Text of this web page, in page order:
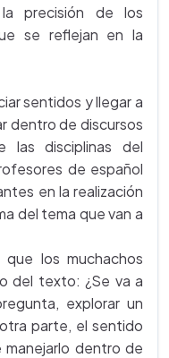
precisión de los
se reflejan en la
sentidos y llegar a
dentro de discursos
las disciplinas del
de español
en la realización
del tema que van a
los muchachos
del texto: ¿Se va a
explorar un
parte, el sentido
dentro de